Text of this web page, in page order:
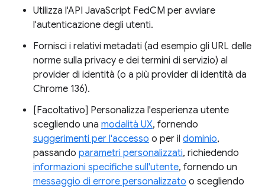
Utilizza l'API JavaScript FedCM per avviare
l'autenticazione degli utenti.
Fornisci i relativi metadati (ad esempio gli URL delle
norme sulla privacy e dei termini di servizio) al
provider di identità (o a più provider di identità da
Chrome 136).
[Facoltativo] Personalizza l'esperienza utente
scegliendo una modalità UX, fornendo
suggerimenti per l'accesso o per il dominio,
passando parametri personalizzati, richiedendo
informazioni specifiche sull'utente, fornendo un
messaggio di errore personalizzato o scegliendo